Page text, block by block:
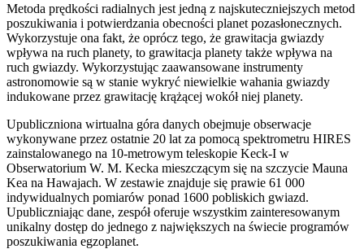
Metoda prędkości radialnych jest jedną z najskuteczniejszych metod
poszukiwania i potwierdzania obecności planet pozasłonecznych.
Wykorzystuje ona fakt, że oprócz tego, że grawitacja gwiazdy
wpływa na ruch planety, to grawitacja planety także wpływa na
ruch gwiazdy. Wykorzystując zaawansowane instrumenty
astronomowie są w stanie wykryć niewielkie wahania gwiazdy
indukowane przez grawitację krążącej wokół niej planety.
Upubliczniona wirtualna góra danych obejmuje obserwacje
wykonywane przez ostatnie 20 lat za pomocą spektrometru HIRES
zainstalowanego na 10-metrowym teleskopie Keck-I w
Obserwatorium W. M. Kecka mieszczącym się na szczycie Mauna
Kea na Hawajach. W zestawie znajduje się prawie 61 000
indywidualnych pomiarów ponad 1600 pobliskich gwiazd.
Upubliczniając dane, zespół oferuje wszystkim zainteresowanym
unikalny dostęp do jednego z największych na świecie programów
poszukiwania egzoplanet.